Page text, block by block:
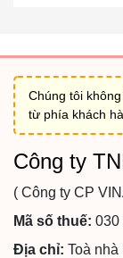
Chúng tôi
từ phía khách
Công ty
( Công ty CP
Mã số thuế: 030
Địa chỉ: Toà nhà